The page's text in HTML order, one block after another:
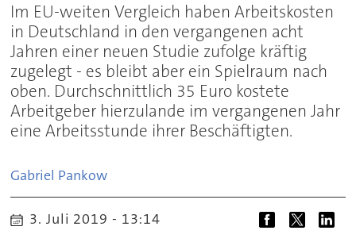
Im EU-weiten Vergleich haben Arbeitskosten
in Deutschland in den vergangenen acht
Jahren einer neuen Studie zufolge kräftig
zugelegt - es bleibt aber ein Spielraum nach
oben. Durchschnittlich 35 Euro kostete
Arbeitgeber hierzulande im vergangenen Jahr
eine Arbeitsstunde ihrer Beschäftigten.
Gabriel Pankow
3. Juli 2019 - 13:14